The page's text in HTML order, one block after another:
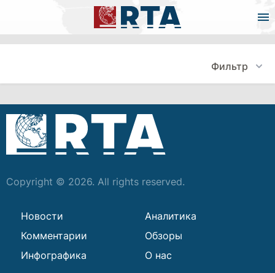
Фильтр
Copyright © 2026. All rights reserved.
Новости
Аналитика
Комментарии
Обзоры
Инфографика
О нас